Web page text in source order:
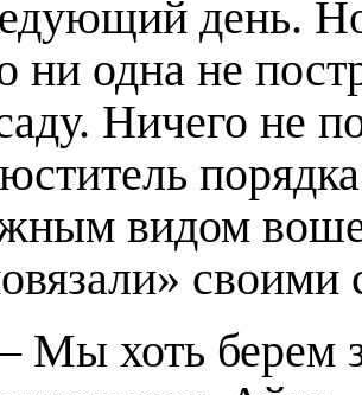
день.
ни одна не
Ничего не
видом
своими
Мы хоть берем